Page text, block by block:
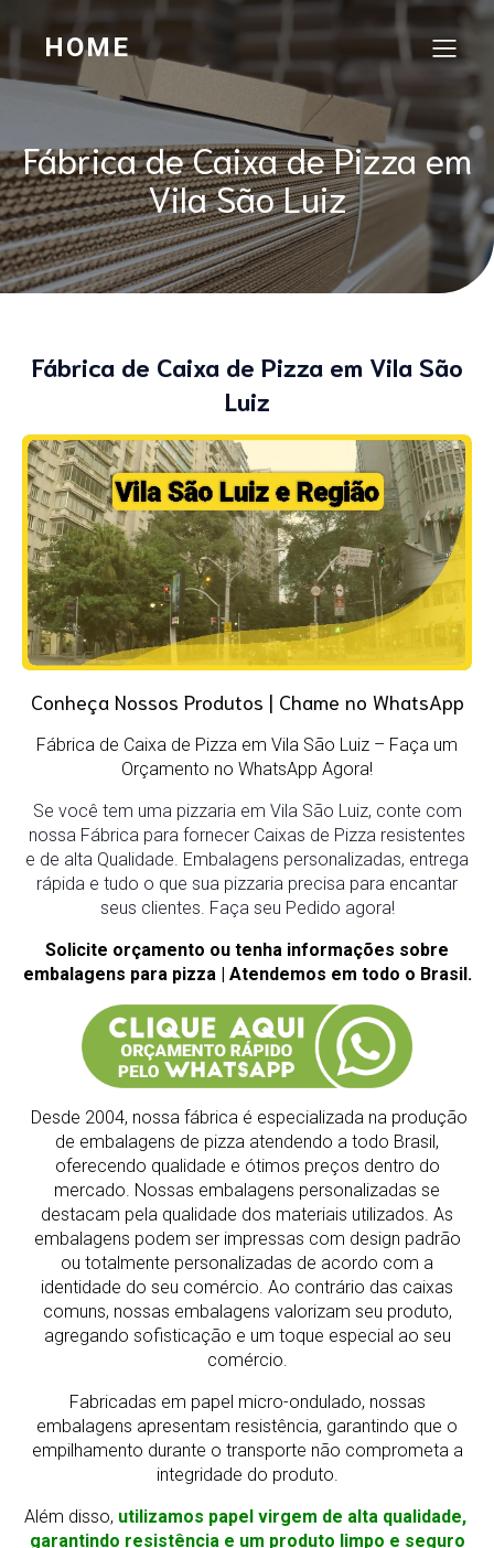
HOME
Fábrica de Caixa de Pizza em
Vila São Luiz
Fábrica de Caixa de Pizza em Vila São
Luiz
Conheça Nossos Produtos | Chame no WhatsApp
Fábrica de Caixa de Pizza em Vila São Luiz – Faça um
Orçamento no WhatsApp Agora!
Se você tem uma pizzaria em Vila São Luiz, conte com
nossa Fábrica para fornecer Caixas de Pizza resistentes
e de alta Qualidade. Embalagens personalizadas, entrega
rápida e tudo o que sua pizzaria precisa para encantar
seus clientes. Faça seu Pedido agora!
Solicite orçamento ou tenha informações sobre
embalagens para pizza | Atendemos em todo o Brasil.
Desde 2004, nossa fábrica é especializada na produção
de embalagens de pizza atendendo a todo Brasil,
oferecendo qualidade e ótimos preços dentro do
mercado. Nossas embalagens personalizadas se
destacam pela qualidade dos materiais utilizados. As
embalagens podem ser impressas com design padrão
ou totalmente personalizadas de acordo com a
identidade do seu comércio. Ao contrário das caixas
comuns, nossas embalagens valorizam seu produto,
agregando sofisticação e um toque especial ao seu
comércio.
Fabricadas em papel micro-ondulado, nossas
embalagens apresentam resistência, garantindo que o
empilhamento durante o transporte não comprometa a
integridade do produto.
Além disso, utilizamos papel virgem de alta qualidade,
garantindo resistência e um produto limpo e seguro